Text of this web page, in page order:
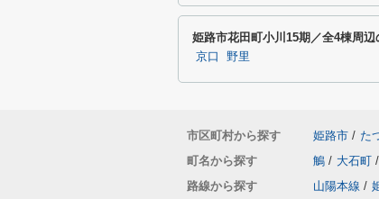
姫路市花田町小川15期／全4棟周
京口 野里
市区町村から探す 姫路市 / た
町名から探す
鵤 / 大石町 /
路線から探す
山陽本線 /